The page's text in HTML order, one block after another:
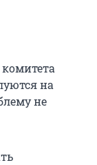
на
не